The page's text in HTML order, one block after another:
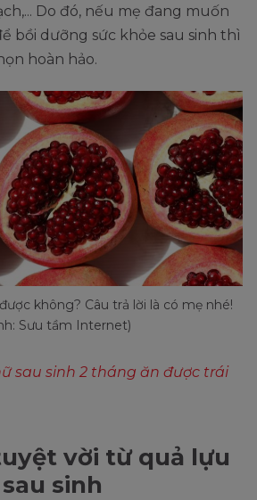
Do đó, nếu mẹ đang muốn
bồi dưỡng sức khỏe sau sinh thì
hoàn hảo.
không? Câu trả lời là có mẹ nhé!
Sưu tầm Internet)
sau sinh 2 tháng ăn được trái
vời từ quả lựu
sinh